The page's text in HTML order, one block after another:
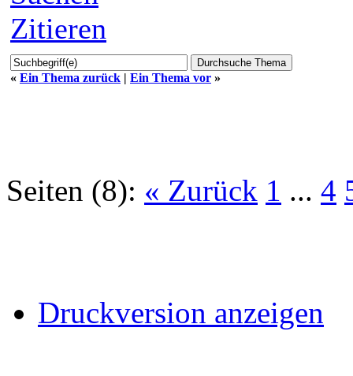
Zitieren
« Ein Thema zurück | Ein Thema vor »
Seiten (8): « Zurück 1 ... 4
Druckversion anzeigen